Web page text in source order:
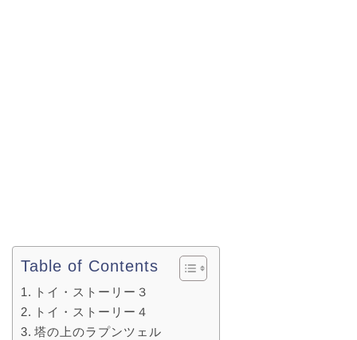
Table of Contents
トイ・ストーリー３
トイ・ストーリー４
塔の上のラプンツェル